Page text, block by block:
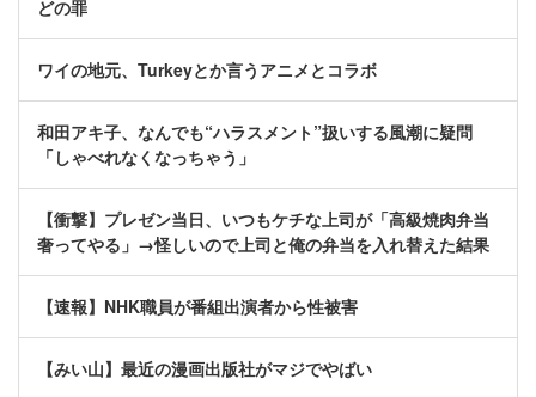
どの罪
ワイの地元、Turkeyとか言うアニメとコラボ
和田アキ子、なんでも“ハラスメント”扱いする風潮に疑問
「しゃべれなくなっちゃう」
【衝撃】プレゼン当日、いつもケチな上司が「高級焼肉弁当
奢ってやる」→怪しいので上司と俺の弁当を入れ替えた結果
【速報】NHK職員が番組出演者から性被害
【みい山】最近の漫画出版社がマジでやばい